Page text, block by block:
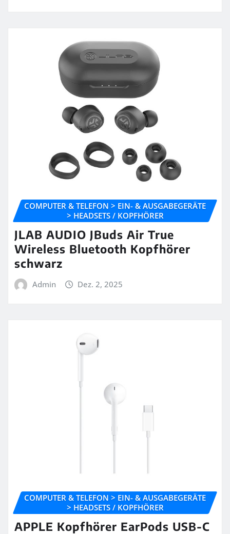
COMPUTER & TELEFON > EIN- & AUSGABEGERÄTE
> HEADSETS / KOPFHÖRER
JLAB AUDIO JBuds Air True
Wireless Bluetooth Kopfhörer
schwarz
Admin Dez. 2, 2025
COMPUTER & TELEFON > EIN- & AUSGABEGERÄTE
> HEADSETS / KOPFHÖRER
APPLE Kopfhörer EarPods USB-C